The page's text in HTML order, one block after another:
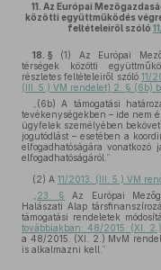
11. Az Európai
közötti együttműködés
feltételeiről szóló
18. § (1)
Az Európai
térségek közötti
részletes feltételeiről szóló11/
(III. 5.) VM rendelet] 2. § (6b)
„(6b) A támogatási
tevékenységekben – ide nem
ügyfelek személyében
jogutódlást – esetében a
elfogadhatóságára
elfogadhatóságáról.”
(2) A 11/2013. (III. 5.) VM
23. §
Az Európai
Halászati Alap
támogatási rendeletek
továbbiakban: 48/2015. (XI.
a 48/2015. (XI. 2.) MvM
is alkalmazni kell.”